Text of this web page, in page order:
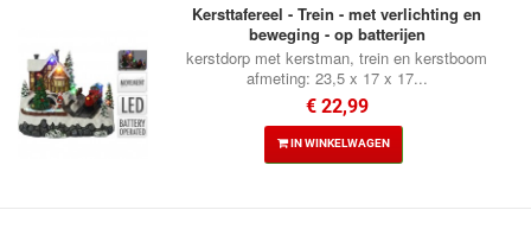
Kersttafereel - Trein - met verlichting en
beweging - op batterijen
kerstdorp met kerstman, trein en kerstboom
afmeting: 23,5 x 17 x 17...
€ 22,99
IN WINKELWAGEN